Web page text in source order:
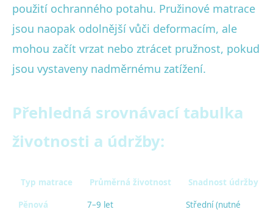
použití ochranného potahu. Pružinové matrace
jsou naopak odolnější vůči deformacím, ale
mohou začít vrzat nebo ztrácet pružnost, pokud
jsou vystaveny nadměrnému zatížení.
Přehledná srovnávací tabulka
životnosti a údržby:
Typ matrace Průměrná životnost Snadnost údržby
Pěnová
7–9 let
Střední (nutné